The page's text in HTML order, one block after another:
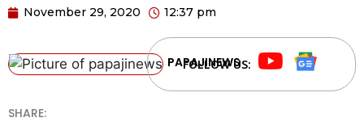
November 29, 2020 12:37 pm
PAPAJINEWS
FOLLOW US:
SHARE: